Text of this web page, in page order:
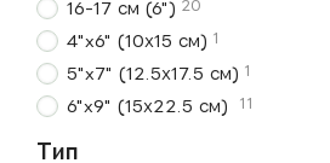
16-17 см (6") 20
4"x6" (10х15 см) 1
5"x7" (12.5х17.5 см) 1
6"x9" (15х22.5 см) 11
Тип